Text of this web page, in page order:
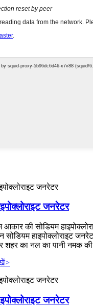
जनरेटर
की सोडियम
सोडियम हाइपोक्लोराइट
शहर का नल का पानी नमक
>
जनरेटर